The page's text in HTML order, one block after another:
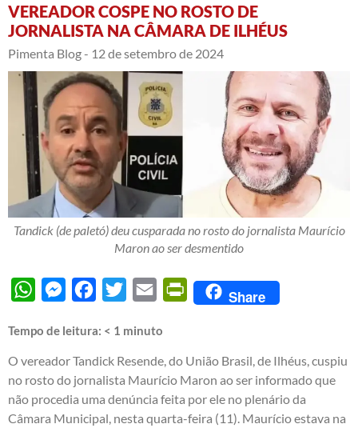
VEREADOR COSPE NO ROSTO DE
JORNALISTA NA CÂMARA DE ILHÉUS
Pimenta Blog - 12 de setembro de 2024
Tandick (de paletó) deu cusparada no rosto do jornalista Maurício
Maron ao ser desmentido
WhatsAppMessengerFacebook
Twitter Email PrintFriendly
Share
Tempo de leitura: < 1 minuto
O vereador Tandick Resende, do União Brasil, de Ilhéus, cuspiu
no rosto do jornalista Maurício Maron ao ser informado que
não procedia uma denúncia feita por ele no plenário da
Câmara Municipal, nesta quarta-feira (11). Maurício estava na